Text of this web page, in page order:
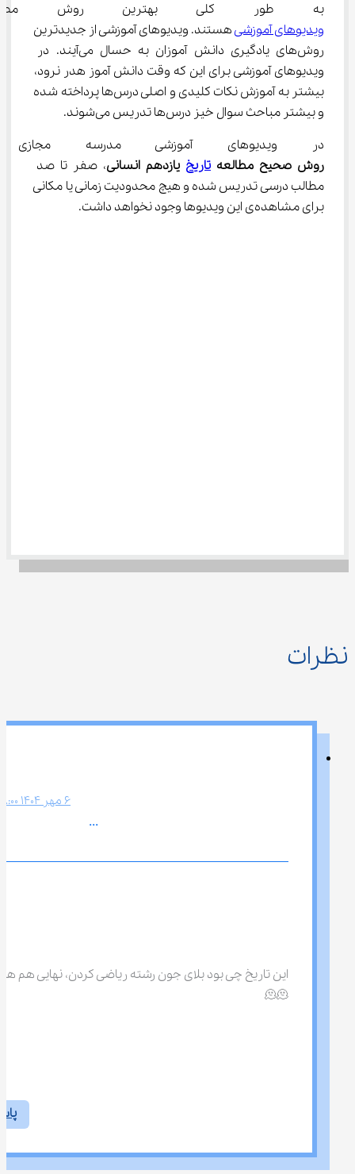
به طور کلی بهترین روش
ویدیوهای آموزشی هستند. ویدیوهای آموزشی از جدیدترین
روش‌های یادگیری دانش آموزان به حسال می‌آیند. در
ویدیوهای آموزشی برای این که وقت دانش آموز هدر نرود،
بیشتر به آموزش نکات کلیدی و اصلی درس‌ها پرداخته شده
و بیشتر مباحث سوال خیز درس‌ها تدریس می‌شوند.
در ویدیوهای آموزشی مدرسه
روش صحیح مطالعه تاریخ یازدهم انسانی، صفر تا صد
مطالب درسی تدریس شده و هیچ محدودیت زمانی یا مکانی
برای مشاهده‌ی این ویدیو‌ها وجود نخواهد داشت.
نظرات
...
6 مهر 1404 8:00 ب.ظ
این تاریخ چی بود بلای جون رشته ریاضی کردن، نهایی هم
🫠🫠